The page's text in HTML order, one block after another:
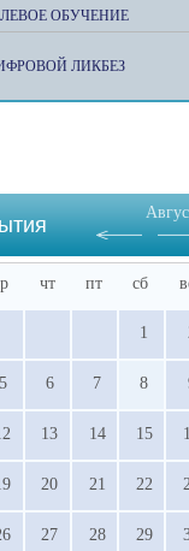
ОБУЧЕНИЕ
ЛИКБЕЗ
чт пт сб
1
5 6 7 8
13 14 15
20 21 22
27 28 29